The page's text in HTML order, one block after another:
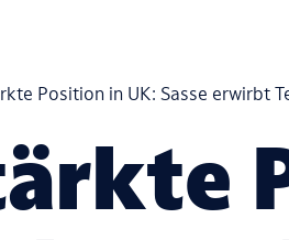
Position in UK: Sasse erwirbt